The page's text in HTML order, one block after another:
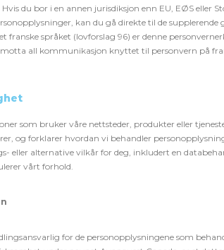
Hvis du bor i en annen jurisdiksjon enn EU, EØS eller
kan du gå direkte til de supplerende
franske språket (lovforslag 96) er denne
all kommunikasjon knyttet til personvern på
som bruker våre nettsteder, produkter eller
og forklarer hvordan vi behandler
eller alternative vilkår for deg, inkludert en
vårt forhold.
for de personopplysningene som